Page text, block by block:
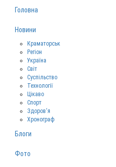
Головна
Новини
Краматорськ
Регіон
Україна
Світ
Суспільство
Технології
Цікаво
Спорт
Здоров‘я
Хронограф
Блоги
Фото